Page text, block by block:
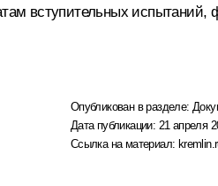
вступительных
Опубликован в разделе:
Дата публикации: 21 апреля
Ссылка на материал: